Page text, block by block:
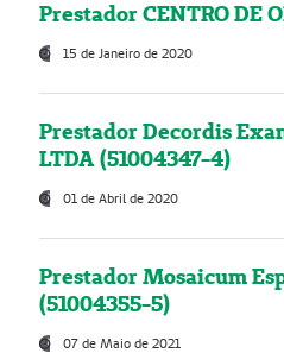
Prestador CENTRO DE
15 de Janeiro de 2020
Prestador Decordis
LTDA (51004347-4)
01 de Abril de 2020
Prestador Mosaicum
(51004355-5)
07 de Maio de 2021